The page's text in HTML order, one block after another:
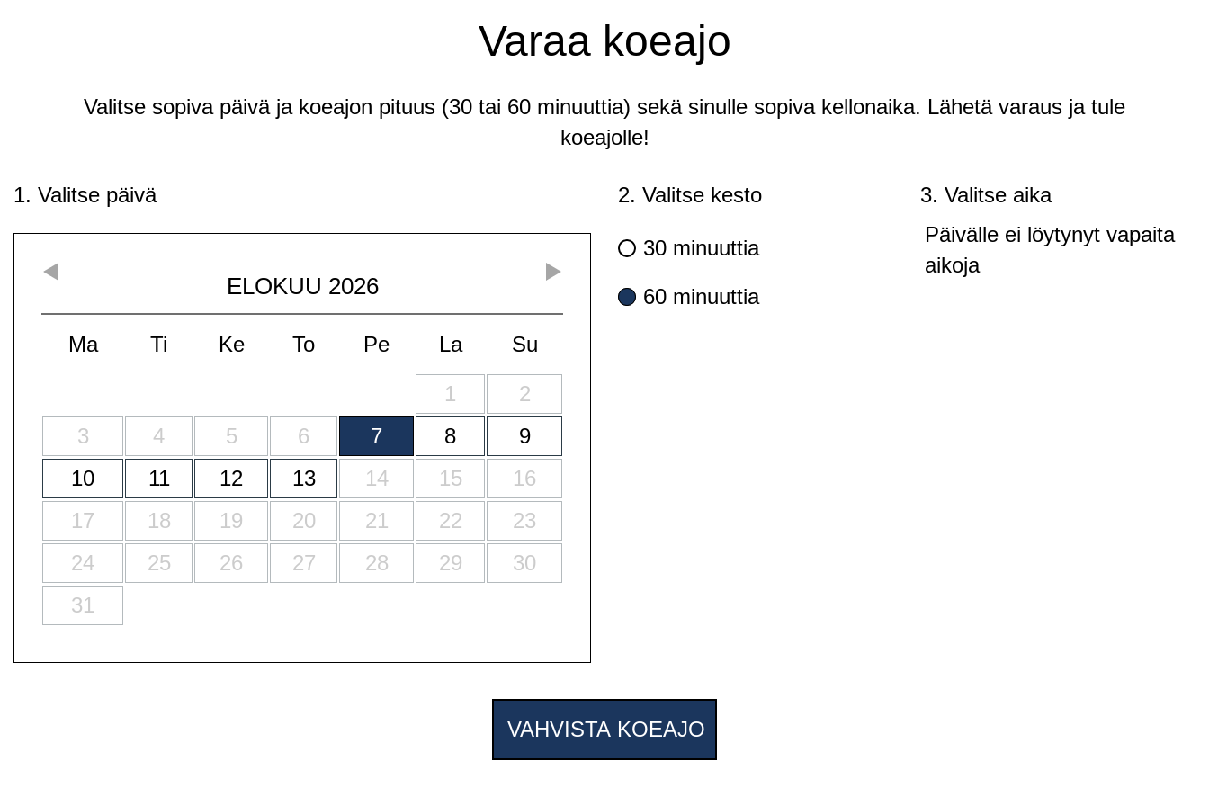
Varaa koeajo
Valitse sopiva päivä ja koeajon pituus (30 tai 60 minuuttia) sekä sinulle sopiva kellonaika. Lähetä varaus ja tule
koeajolle!
1. Valitse päivä
ELOKUU 2026
Ma Ti Ke To Pe La Su
1
2
3
4 5 6 7 8
9
10
11 12 13 14 15
16
17
18 19 20 21 22
23
24
25 26 27 28 29
30
31
2. Valitse kesto
30 minuuttia
60 minuuttia
3. Valitse aika
Päivälle ei löytynyt vapaita
aikoja